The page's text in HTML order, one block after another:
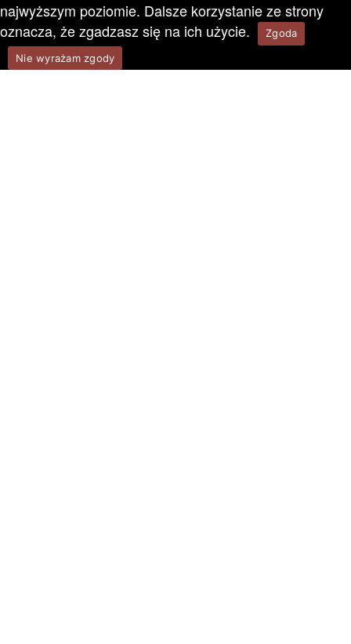
najwyższym poziomie. Dalsze korzystanie ze strony
oznacza, że zgadzasz się na ich użycie.
Zgoda
Nie wyrażam zgody